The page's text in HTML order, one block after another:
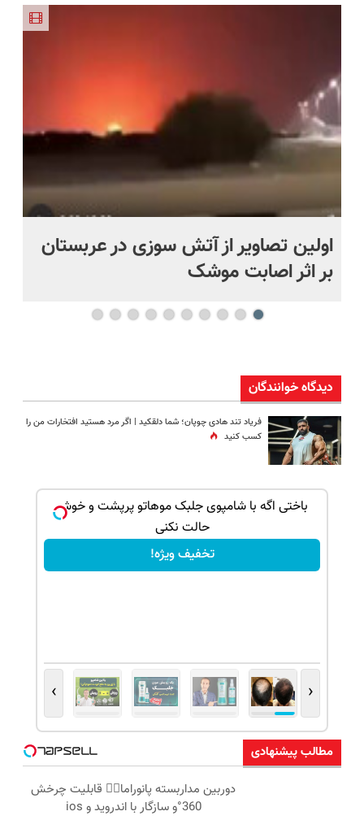
پرسشنامه و
دریافت راه
اولین تصاویر از آتش سوزی در عربستان
بر اثر اصابت موشک
دیدگاه خوانندگان
فریاد تند هادی چوپان؛‌ شما دلقکید | اگر مرد هستید افتخارات من را
کسب کنید
باختی اگه با شامپوی جلبک موهاتو پرپشت و خوش
حالت نکنی
تخفیف ویژه!
‹
›
مطالب پیشنهادی
دوربین مداربسته پانوراما👈🏻 قابلیت چرخش
360°و سازگار با اندروید و ios